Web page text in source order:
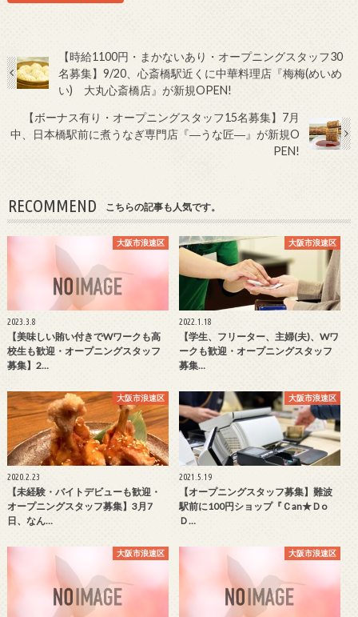
【時給1100円・まかないあり・オープニングスタッフ30
名募集】9/20、心斎橋駅近くに中華料理店『梅梅(めいめ
い) 大丸心斎橋店』が新規OPEN!
【ボーナス有り・オープニングスタッフ15名募集】7月
中、日本橋駅前に煮うなぎ専門店『―うな匠―』が新規O
PEN!
RECOMMEND こちらの記事も人気です。
大阪市浪速区
2023.3.8
【美味しい賄い付きでWワークも高
校生も歓迎・オープニングスタッフ
募集】2…
大阪市浪速区
2022.1.18
【学生、フリーター、主婦(夫)、Wワ
ークも歓迎・オープニングスタッフ
募集…
大阪市浪速区
2020.2.23
【未経験・バイトデビューも歓迎・
オープニングスタッフ募集】3月7
日、なん…
大阪市浪速区
2021.5.19
【オープニングスタッフ募集】難波
駅前に100円ショップ『Ｃan★Ｄo
Ｄ…
大阪市浪速区 大阪市浪速区